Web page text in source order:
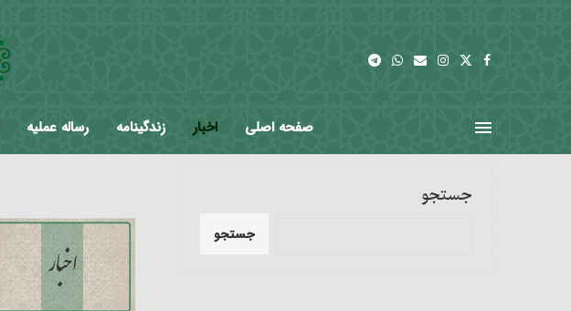
صفحه اصلی اخبار زندگینامه رساله عملیه خانه آخرین اخبار
جستجو
جستجو